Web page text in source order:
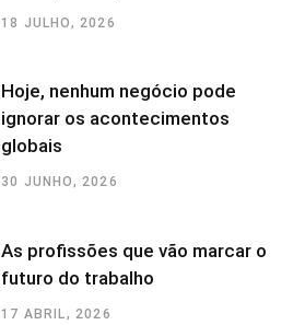
18 JULHO, 2026
Hoje, nenhum negócio pode
ignorar os acontecimentos
globais
30 JUNHO, 2026
As profissões que vão marcar o
futuro do trabalho
17 ABRIL, 2026